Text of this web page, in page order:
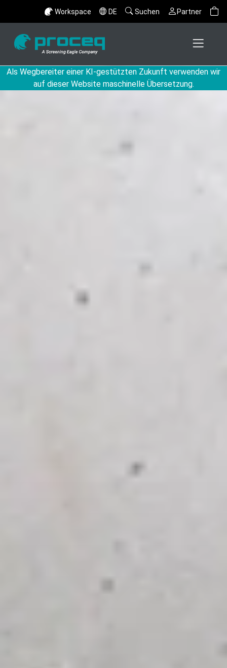
Workspace DE Suchen Partner
Als Wegbereiter einer KI-gestützten Zukunft verwenden wir
auf dieser Website maschinelle Übersetzung.